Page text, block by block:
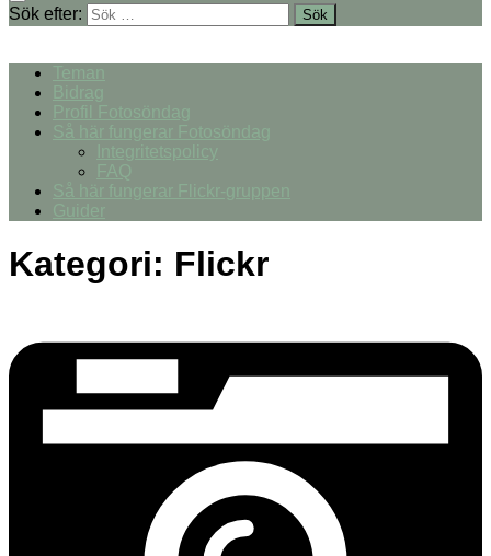
Sök efter:
Teman
Bidrag
Profil Fotosöndag
Så här fungerar Fotosöndag
Integritetspolicy
FAQ
Så här fungerar Flickr-gruppen
Guider
Kategori: Flickr